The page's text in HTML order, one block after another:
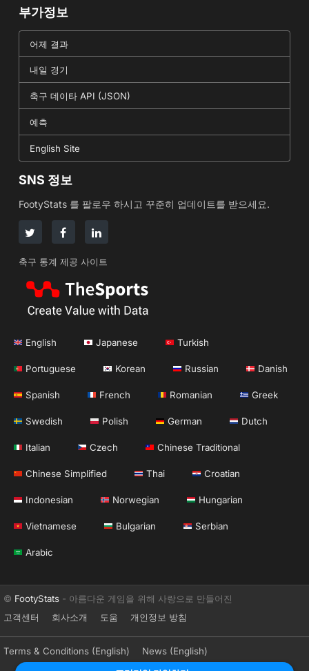
부가정보
어제 결과
내일 경기
축구 데이타 API (JSON)
예측
English Site
SNS 정보
FootyStats 를 팔로우 하시고 꾸준히 업데이트를 받으세요.
축구 통계 제공 사이트
English Japanese Turkish
Portuguese Korean Russian Danish
Spanish French Romanian Greek
Swedish Polish German Dutch
Italian Czech Chinese Traditional
Chinese Simplified Thai Croatian
Indonesian Norwegian Hungarian
Vietnamese Bulgarian Serbian
Arabic
© FootyStats - 아름다운 게임을 위해 사랑으로 만들어진
고객센터
회사소개 도움 개인정보 방침
Terms & Conditions (English) News (English)